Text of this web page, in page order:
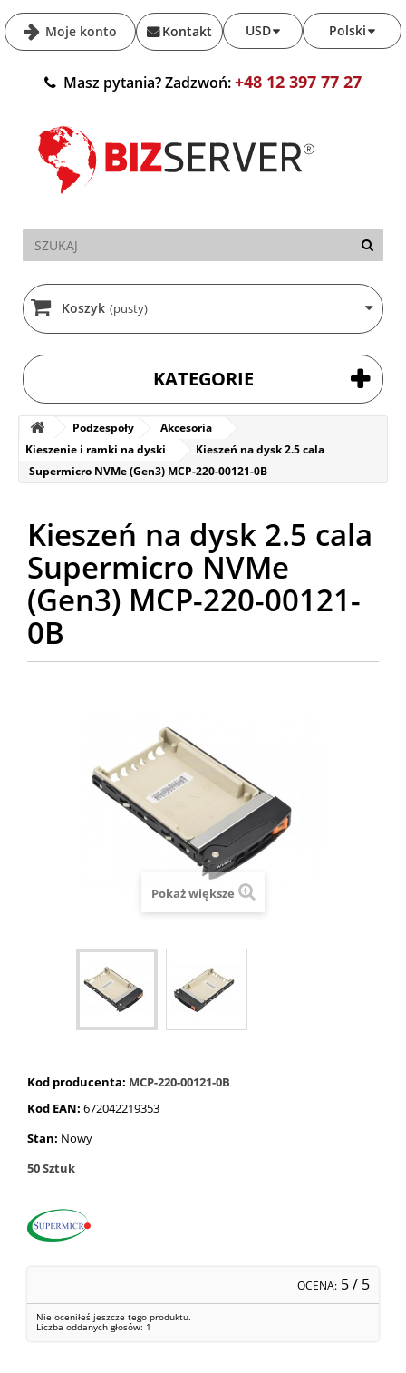
Moje konto Polski
USD
Kontakt
Masz pytania? Zadzwoń:+48 12 397 77 27
Koszyk (pusty)
KATEGORIE
Podzespoły
Akcesoria
Kieszenie i ramki na dyski
Kieszeń na dysk 2.5 cala
Supermicro NVMe (Gen3) MCP-220-00121-0B
Kieszeń na dysk 2.5 cala
Supermicro NVMe
(Gen3) MCP-220-00121-
0B
Pokaż większe
Kod producenta: MCP-220-00121-0B
Kod EAN: 672042219353
Stan: Nowy
50Sztuk
OCENA: 5/ 5
Nie oceniłeś jeszcze tego produktu.
Liczba oddanych głosów: 1